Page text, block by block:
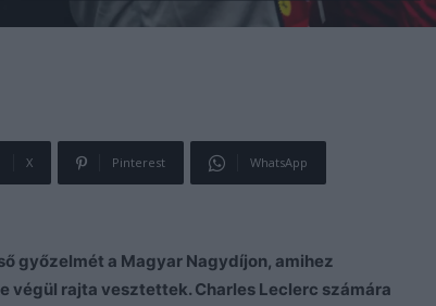
X Pinterest WhatsApp
győzelmét a Magyar Nagydíjon, amihez
rajta vesztettek. Charles Leclerc számára